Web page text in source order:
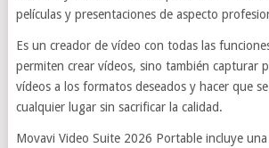
películas y presentaciones de aspecto
Es un creador de vídeo con todas las
permiten crear vídeos, sino también capturar
vídeos a los formatos deseados y hacer que
cualquier lugar sin sacrificar la calidad.
Movavi Video Suite 2026 Portable incluye